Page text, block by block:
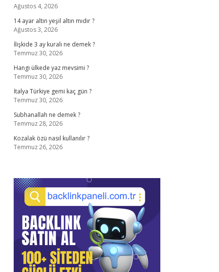
Ağustos 4, 2026
14 ayar altın yeşil altın mıdır ?
Ağustos 3, 2026
İlişkide 3 ay kuralı ne demek ?
Temmuz 30, 2026
Hangi ülkede yaz mevsimi ?
Temmuz 30, 2026
İtalya Türkiye gemi kaç gün ?
Temmuz 30, 2026
Subhanallah ne demek ?
Temmuz 28, 2026
Kozalak özü nasıl kullanılır ?
Temmuz 26, 2026